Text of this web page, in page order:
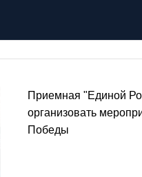
Приемная "Единой
организовать
Победы